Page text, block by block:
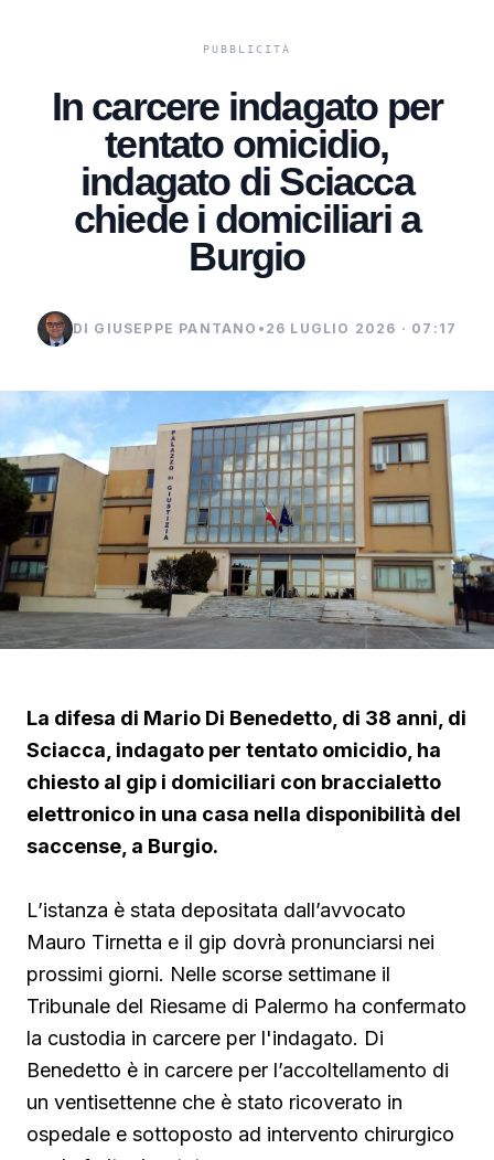
In carcere indagato per
tentato omicidio,
indagato di Sciacca
chiede i domiciliari a
Burgio
DI GIUSEPPE PANTANO • 26 LUGLIO 2026 · 07:17
La difesa di Mario Di Benedetto, di 38 anni, di
Sciacca, indagato per tentato omicidio, ha
chiesto al gip i domiciliari con braccialetto
elettronico in una casa nella disponibilità del
saccense, a Burgio.
L’istanza è stata depositata dall’avvocato
Mauro Tirnetta e il gip dovrà pronunciarsi nei
prossimi giorni. Nelle scorse settimane il
Tribunale del Riesame di Palermo ha confermato
la custodia in carcere per l'indagato. Di
Benedetto è in carcere per l’accoltellamento di
un ventisettenne che è stato ricoverato in
ospedale e sottoposto ad intervento chirurgico